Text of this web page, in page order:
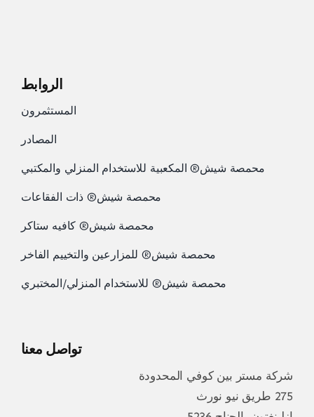
الروابط
المستثمرون
المصادر
محمصة شيش® المكعبية للاستخدام المنزلي والمكتبي
محمصة شيش® ذات الفقاعات
محمصة شيش® كافيه ستاكر
محمصة شيش® للمزارعين والتخييم الفاخر
محمصة شيش® للاستخدام المنزلي/المختبري
تواصل معنا
شركة مستر بين كوفي المحدودة
275 طريق نيو نورث